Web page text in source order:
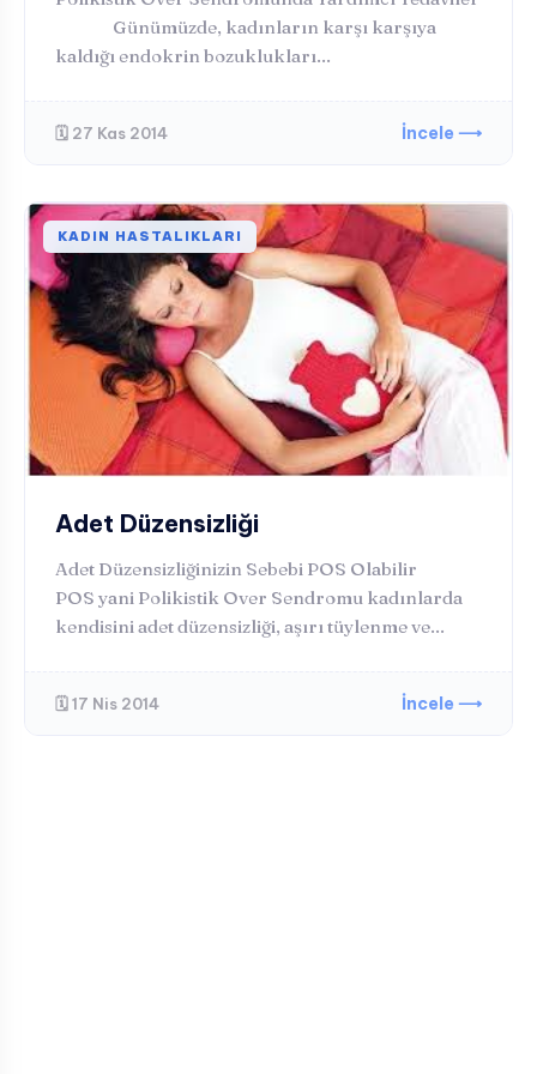
Günümüzde, kadınların karşı karşıya
kaldığı endokrin bozuklukları...
🗓️ 27 Kas 2014 İncele ⟶
KADIN HASTALIKLARI
Adet Düzensizliği
Adet Düzensizliğinizin Sebebi POS Olabilir
POS yani Polikistik Over Sendromu kadınlarda
kendisini adet düzensizliği, aşırı tüylenme ve...
🗓️ 17 Nis 2014 İncele ⟶